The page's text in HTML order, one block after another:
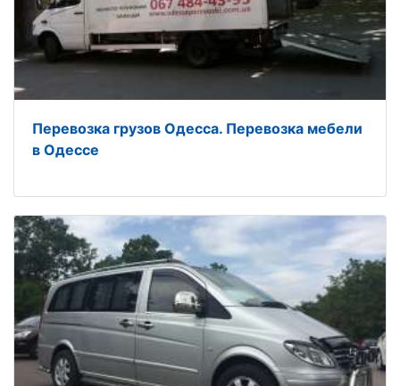
Перевозка грузов Одесса. Перевозка мебели
в Одессе